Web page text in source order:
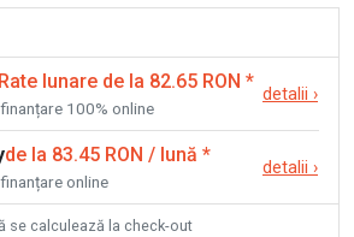
Rate lunare de la 82.65 RON *
100% online
detalii ›
de la 83.45 RON / lună *
online
detalii ›
se calculează la check-out